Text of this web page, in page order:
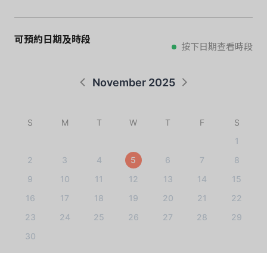
可預約日期及時段 按下日期查看時段
November 2025
S M T W T F
S
1
2
3 4 5 6 7
8
9
10 11 12 13 14
15
16
17 18 19 20 21
22
23
24 25 26 27 28
29
30